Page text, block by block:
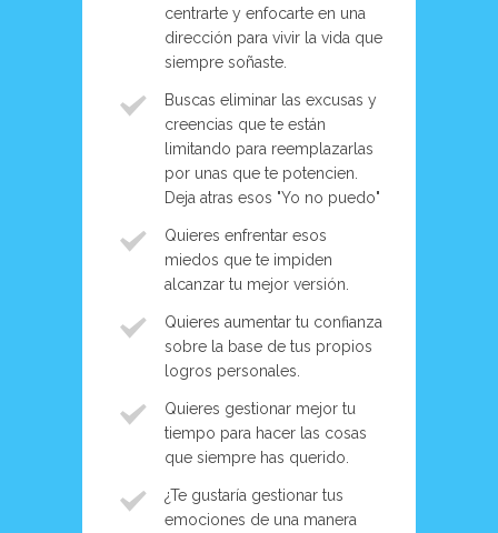
centrarte y enfocarte en una
dirección para vivir la vida que
siempre soñaste.
Buscas eliminar las excusas y
creencias que te están
limitando para reemplazarlas
por unas que te potencien.
Deja atras esos "Yo no puedo"
Quieres enfrentar esos
miedos que te impiden
alcanzar tu mejor versión.
Quieres aumentar tu confianza
sobre la base de tus propios
logros personales.
Quieres gestionar mejor tu
tiempo para hacer las cosas
que siempre has querido.
¿Te gustaría gestionar tus
emociones de una manera